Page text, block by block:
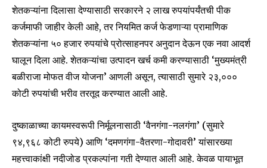
शेतकऱ्यांना दिलासा देण्यासाठी सरकारने २ लाख रुपयांपर्यंतची पीक
कर्जमाफी जाहीर केली आहे, तर नियमित कर्ज फेडणाऱ्या प्रामाणिक
शेतकऱ्यांना ५० हजार रुपयांचे प्रोत्साहनपर अनुदान देऊन एक नवा आदर्श
घालून दिला आहे. शेतकऱ्यांचा उत्पादन खर्च कमी करण्यासाठी ‘मुख्यमंत्री
बळीराजा मोफत वीज योजना’ आणली असून, त्यासाठी सुमारे २३,०००
कोटी रुपयांची भरीव तरतूद करण्यात आली आहे.
दुष्काळाच्या कायमस्वरूपी निर्मूलनासाठी ‘वैनगंगा-नलगंगा’ (सुमारे
९४,९६८ कोटी रुपये) आणि ‘दमणगंगा-वैतरणा-गोदावरी’ यांसारख्या
महत्त्वाकांक्षी नदीजोड प्रकल्पांना गती देण्यात आली आहे. केवळ पायाभूत